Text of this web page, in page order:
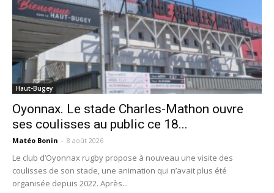
Haut-Bugey
Oyonnax. Le stade Charles-Mathon ouvre
ses coulisses au public ce 18...
Matéo Bonin - 8 août 2026
Le club d’Oyonnax rugby propose à nouveau une visite des
coulisses de son stade, une animation qui n’avait plus été
organisée depuis 2022. Après...